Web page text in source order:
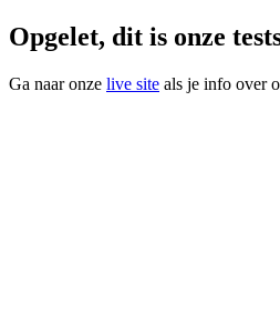
Opgelet, dit is onze
Ga naar onze live site als je info over